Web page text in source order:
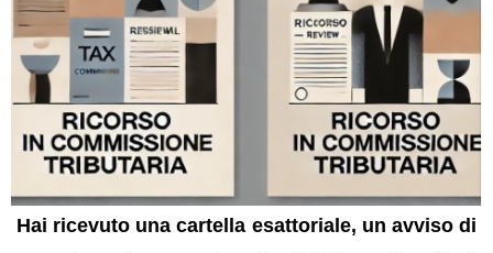
Hai ricevuto una cartella esattoriale, un avviso di